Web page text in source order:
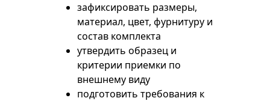
зафиксировать размеры,
материал, цвет, фурнитуру и
состав комплекта
утвердить образец и
критерии приемки по
внешнему виду
подготовить требования к